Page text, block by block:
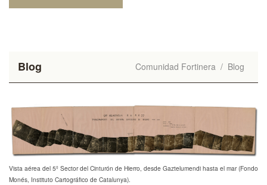
Blog Comunidad Fortinera / Blog
Vista aérea del 5º Sector del Cinturón de Hierro, desde Gaztelumendi hasta el mar (Fondo
Monés, Instituto Cartográfico de Catalunya).